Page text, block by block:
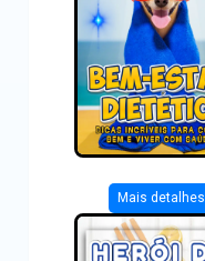
Mais detalhes